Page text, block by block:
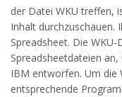
der Datei WKU treffen,
Inhalt durchzuschauen.
Spreadsheet. Die
Spreadsheetdateien
IBM entworfen. Um die
entsprechende